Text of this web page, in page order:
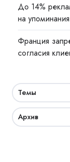
До 14%
на
Франция
согласия
Темы
Архив